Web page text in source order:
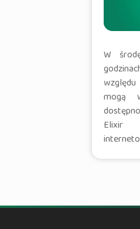
W
mogą